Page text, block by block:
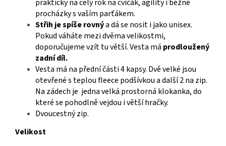
prakticky na celý rok na cvičák, agility i běžné
procházky s vaším parťákem.
Střih je spíše rovnýa dá se nosit i jako unisex.
Pokud váháte mezi dvěma velikostmi,
doporučujeme vzít tu větší. Vesta má prodloužený
zadní díl.
Vesta má na přední části 4 kapsy. Dvě velké jsou
otevřené s teplou fleece podšívkou a další 2 na zip.
Na zádech je jedna velká prostorná klokanka, do
které se pohodlně vejdou i větší hračky.
Dvoucestný zip.
Velikost